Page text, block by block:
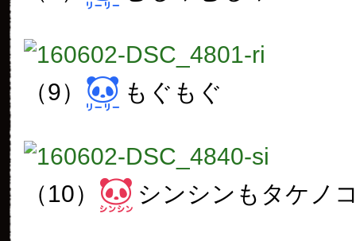
（9） もぐもぐ
（10） シンシンもタケノ